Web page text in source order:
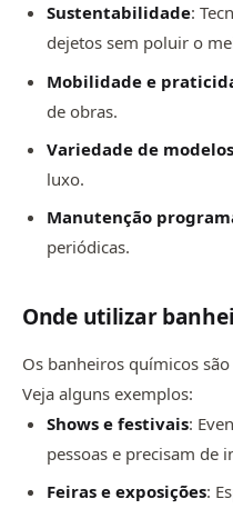
Sustentabilidade:
dejetos sem poluir o
Mobilidade e
de obras.
Variedade de modelos
luxo.
Manutenção
periódicas.
Onde utilizar
Os banheiros químicos
Veja alguns exemplos:
Shows e festivais:
pessoas e precisam de
Feiras e exposições: